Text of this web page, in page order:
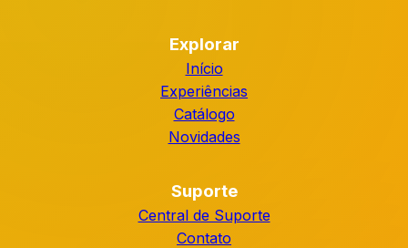
Explorar
Início
Experiências
Catálogo
Novidades
Suporte
Central de Suporte
Contato